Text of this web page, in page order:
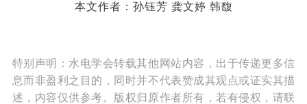
本文作者：孙钰芳 龚文婷 韩馥
特别声明：水电学会转载其他网站内容，出于传递更多信
息而非盈利之目的，同时并不代表赞成其观点或证实其描
述，内容仅供参考。版权归原作者所有，若有侵权，请联